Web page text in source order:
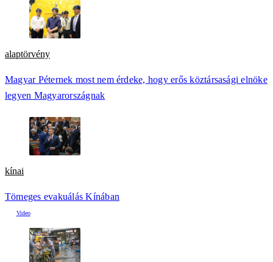
alaptörvény
Magyar Péternek most nem érdeke, hogy erős köztársasági elnöke
legyen Magyarországnak
kínai
Tömeges evakuálás Kínában